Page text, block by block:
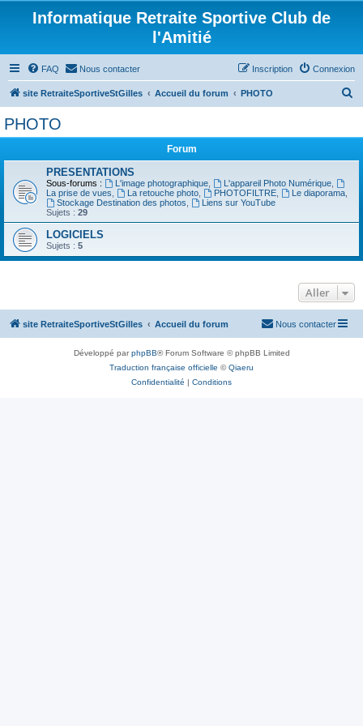
Informatique Retraite Sportive Club de
l'Amitié
FAQ Nous contacter Connexion
Inscription
site RetraiteSportiveStGilles Accueil du forum PHOTO
PHOTO
Forum
PRESENTATIONS
Sous-forums : L'image photographique, L'appareil Photo Numérique,
La prise de vues
La retouche photo, PHOTOFILTRE, Le diaporama,
Stockage Destination des photos
Liens sur YouTube
Sujets : 29
LOGICIELS
Sujets : 5
Aller
site RetraiteSportiveStGilles Accueil du forum Nous contacter
Développé parphpBB® Forum Software © phpBB Limited
Traduction française officielle ©Qiaeru
Confidentialité | Conditions